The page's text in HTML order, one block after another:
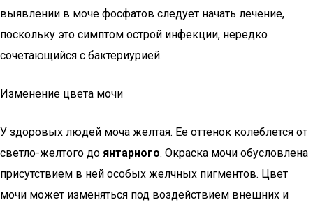
выявлении в моче фосфатов следует начать лечение,
поскольку это симптом острой инфекции, нередко
сочетающийся с бактериурией.
Изменение цвета мочи
У здоровых людей моча желтая. Ее оттенок колеблется от
светло-желтого до янтарного. Окраска мочи обусловлена
присутствием в ней особых желчных пигментов. Цвет
мочи может изменяться под воздействием внешних и